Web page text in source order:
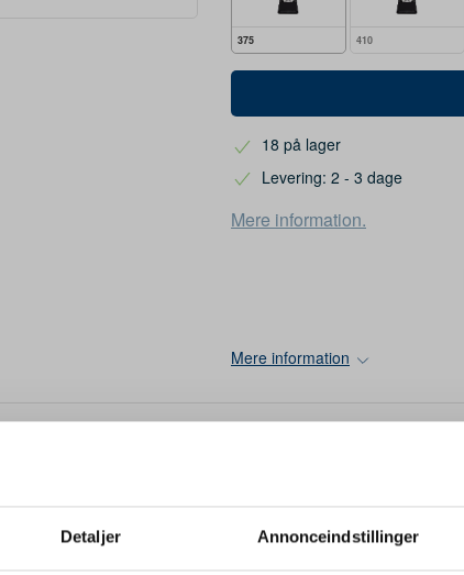
Detaljer Annonceindstillinger
375 410
18 på lager
Levering: 2 - 3 dage
Mere information.
Mere information
Relaterede varer